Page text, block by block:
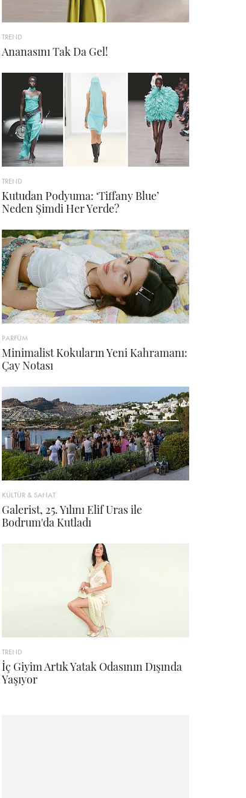
TREND
Ananasını Tak Da Gel!
TREND
Kutudan Podyuma: ‘Tiffany Blue’
Neden Şimdi Her Yerde?
PARFÜM
Minimalist Kokuların Yeni Kahramanı:
Çay Notası
KÜLTÜR & SANAT
Galerist, 25. Yılını Elif Uras ile
Bodrum'da Kutladı
TREND
İç Giyim Artık Yatak Odasının Dışında
Yaşıyor